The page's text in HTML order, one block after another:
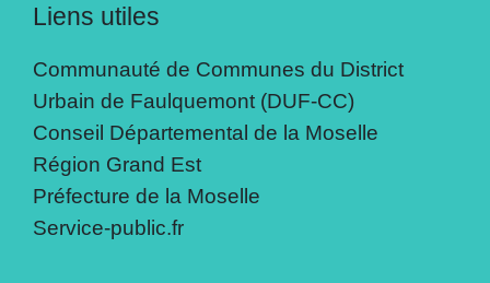
Liens utiles
Communauté de Communes du District
Urbain de Faulquemont (DUF-CC)
Conseil Départemental de la Moselle
Région Grand Est
Préfecture de la Moselle
Service-public.fr